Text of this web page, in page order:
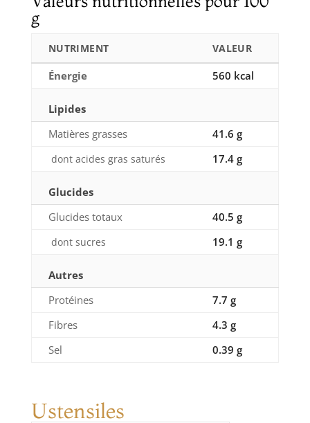
g
NUTRIMENT VALEUR
Énergie 560 kcal
Lipides
Matières grasses
41.6 g
dont acides gras saturés 17.4 g
Glucides
Glucides totaux
40.5 g
dont sucres 19.1 g
Autres
Protéines
7.7 g
Fibres
4.3 g
Sel
0.39 g
Ustensiles